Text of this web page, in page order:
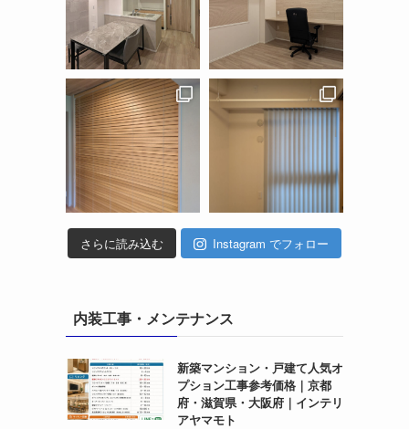
さらに読み込む Instagram でフォロー
内装工事・メンテナンス
新築マンション・戸建て人気オ
プション工事参考価格｜京都
府・滋賀県・大阪府｜インテリ
アヤマモト